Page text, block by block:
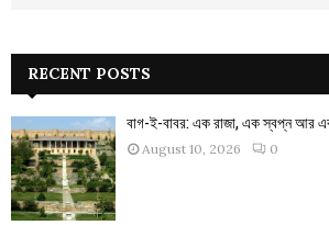
RECENT POSTS
বাগ-ই-বাবর: এক রাজা, এক স্বপ্ন আর এক
August 10, 2026 0